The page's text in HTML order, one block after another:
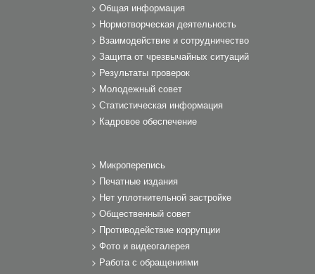
Общая информация
Нормотворческая деятельность
Взаимодействие и сотрудничество
Защита от чрезвычайных ситуаций
Результаты проверок
Молодежный совет
Статистическая информация
Кадровое обеспечение
Микроперепись
Печатные издания
Нет уплотнительной застройке
Общественный совет
Противодействие коррупции
Фото и видеогалерея
Работа с обращениями